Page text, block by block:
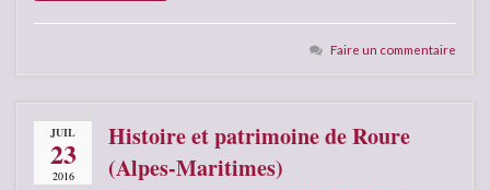
Faire un commentaire
JUIL
23
2016
Histoire et patrimoine de Roure
(Alpes-Maritimes)